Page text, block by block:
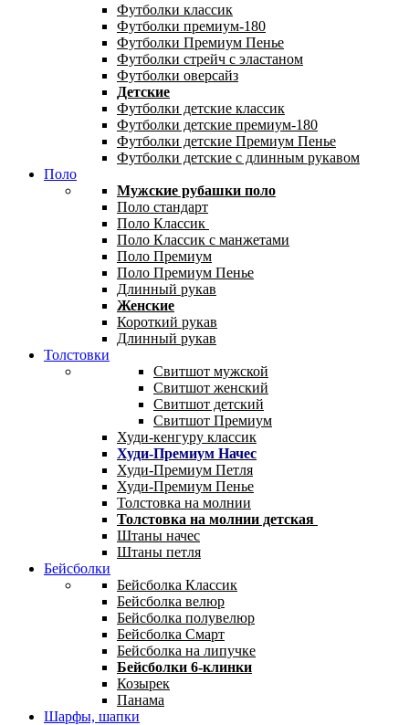
Футболки классик
Футболки премиум-180
Футболки Премиум Пенье
Футболки стрейч с эластаном
Футболки оверсайз
Детские
Футболки детские классик
Футболки детские премиум-180
Футболки детские Премиум Пенье
Футболки детские с длинным рукавом
Поло
Мужские рубашки поло
Поло стандарт
Поло Классик
Поло Классик с манжетами
Поло Премиум
Поло Премиум Пенье
Длинный рукав
Женские
Короткий рукав
Длинный рукав
Толстовки
Свитшот мужской
Свитшот женский
Свитшот детский
Свитшот Премиум
Худи-кенгуру классик
Худи-Премиум Начес
Худи-Премиум Петля
Худи-Премиум Пенье
Толстовка на молнии
Толстовка на молнии детская
Штаны начес
Штаны петля
Бейсболки
Бейсболка Классик
Бейсболка велюр
Бейсболка полувелюр
Бейсболка Смарт
Бейсболка на липучке
Бейсболки 6-клинки
Козырек
Панама
Шарфы, шапки